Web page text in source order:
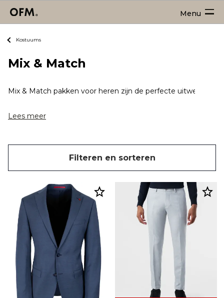
Menu
Kostuums
Mix & Match
Mix & Match pakken voor heren zijn de perfecte uitweg als
Lees meer
Filteren en sorteren